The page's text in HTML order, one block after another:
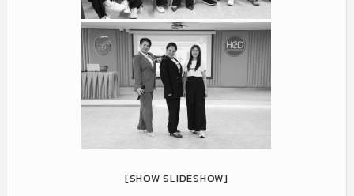
[SHOW SLIDESHOW]